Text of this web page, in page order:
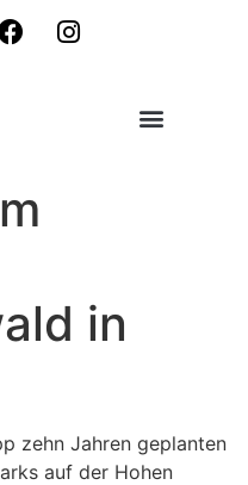
in
zehn Jahren geplanten
auf der Hohen